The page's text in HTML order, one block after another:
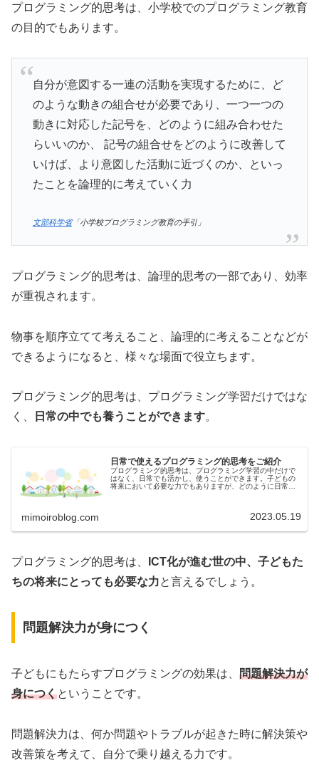
プログラミング的思考は、小学校でのプログラミング教育
の目的でもあります。
自分が意図する一連の活動を実現するために、ど
のような動きの組合せが必要であり、一つ一つの
動きに対応した記号を、どのように組み合わせた
らいいのか、 記号の組合せをどのように改善して
いけば、より意図した活動に近づくのか、といっ
たことを論理的に考えていく力
文部科学省「小学校プログラミング教育の手引」
プログラミング的思考は、論理的思考の一部であり、効率
が重視されます。
物事を順序立てて考えること、論理的に考えることなどが
できるようになると、様々な場面で役立ちます。
プログラミング的思考は、プログラミング学習だけではな
く、
日常の中でも養うことができます。
日常で使えるプログラミング的思考をご紹介
プログラミング的思考は、プログラミング学習の中だけで
はなく、日常でも活かし、使うことができます。子どもの
将来において必要な力でもありますが、どのように日常で
mimoiroblog.com 2023.05.19
プログラミング的思考は、
ICT化が進む世の中、子どもた
ちの将来にとっても必要な力と言えるでしょう。
問題解決力が身につく
子どもにもたらすプログラミングの効果は、 問題解決力が
身につくということです。
問題解決力は、何か問題やトラブルが起きた時に解決策や
改善策を考えて、自分で乗り越える力です。